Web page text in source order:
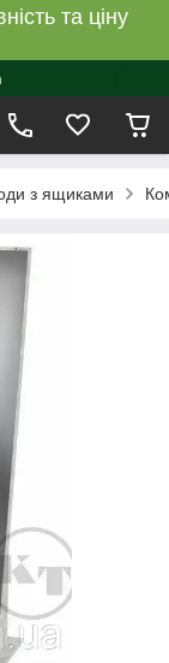
та ціну
з ящиками